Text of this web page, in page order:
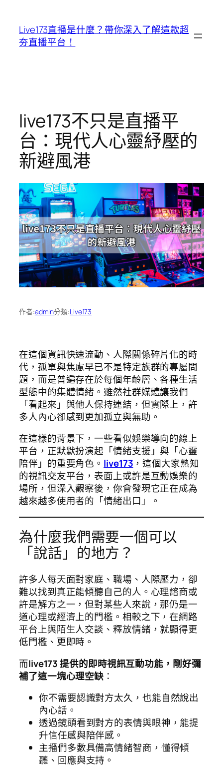
Live173直播是什麼？帶你深入了解這款超
夯直播平台！
live173不只是直播平
台：現代人心靈紓壓的
新避風港
作者:admin分類:Live173
在這個資訊快速流動、人際關係碎片化的時
代，孤單與焦慮早已不是特定族群的專屬問
題，而是普遍存在於每個年齡層、各種生活
型態中的集體情緒。雖然社群媒體讓我們
「看起來」與他人保持連結，但實際上，許
多人內心卻感到更加孤立與無助。
在這樣的背景下，一些看似娛樂導向的線上
平台，正默默扮演起「情緒支援」與「心靈
陪伴」的重要角色。 live173 ，這個大家熟知
的視訊交友平台，表面上或許是互動娛樂的
場所，但深入觀察後，你會發現它正在成為
越來越多使用者的「情緒出口」。
為什麼我們需要一個可以
「說話」的地方？
許多人每天面對家庭、職場、人際壓力，卻
難以找到真正能傾聽自己的人。心理諮商或
許是解方之一，但對某些人來說，那仍是一
道心理或經濟上的門檻。相較之下，在網路
平台上與陌生人交談、釋放情緒，就顯得更
低門檻、更即時。
而live173 提供的即時視訊互動功能，剛好彌
補了這一塊心理空缺 ：
你不需要認識對方太久，也能自然說出
內心話。
透過鏡頭看到對方的表情與眼神，能提
升信任感與陪伴感。
主播們多數具備高情緒智商，懂得傾
聽、回應與支持。